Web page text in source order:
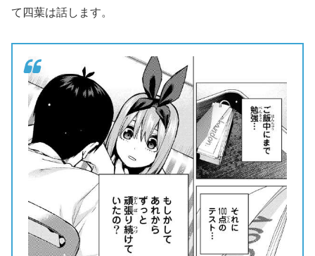
て四葉は話します。